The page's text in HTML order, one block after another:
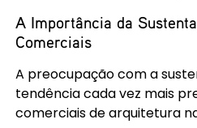
A Importância da
Comerciais
A preocupação com a
tendência cada vez mais
comerciais de arquitetura